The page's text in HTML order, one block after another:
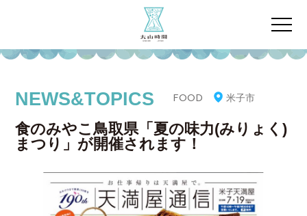
NEWS&TOPICS FOOD 米子市
食のみやこ鳥取県「夏の味力(みりょく)
まつり」が開催されます！